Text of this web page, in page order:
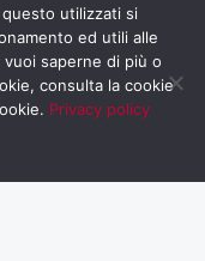
utilizzati si
ed utili alle
saperne di più o
consulta la cookie
Privacy policy